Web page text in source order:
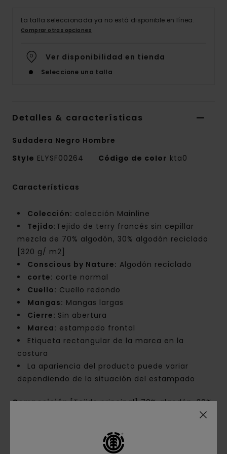
La talla seleccionada ya no está disponible en línea.
Comprar otras opciones
Ver disponibilidad en tienda
Seleccione una talla
Detalles & características
Sudadera Negro Hombre
Style ELYSF00264 Código de color kta0
Características
Colección: colección Mainline
Tejido:Tejido de terry francés sin cepillar
mezcla de 70% algodón, 30% algodón reciclado
[320 g/ m2]
Conscious by Nature: Algodón reciclado
corte: corte normal
Cuello: Cuello redondo
Mangas: Mangas largas
Cierre: Sin abertura
Marca: estampado frontal
Etiqueta rectangular de la marca en la
costura
La apariencia del producto puede variar
dependiendo de la situación del estampado
Composición[Tejido principal] 70% algodón, 30%